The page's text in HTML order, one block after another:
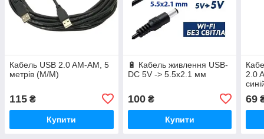
Кабель USB 2.0 AM-AM, 5
метрів (M/M)
115 ₴
Купити
🔋 Кабель живлення USB-
DC 5V -> 5.5x2.1 мм
100₴
Купити
2.0
69